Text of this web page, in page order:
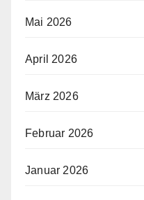
Mai 2026
April 2026
März 2026
Februar 2026
Januar 2026